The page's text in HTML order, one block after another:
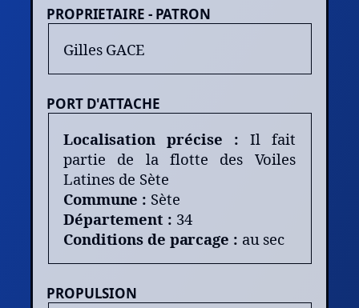
PROPRIETAIRE - PATRON
Gilles GACE
PORT D'ATTACHE
Localisation précise :Il fait
partie de la flotte des Voiles
Latines de Sète
Commune : Sète
Département : 34
Conditions de parcage : au sec
PROPULSION